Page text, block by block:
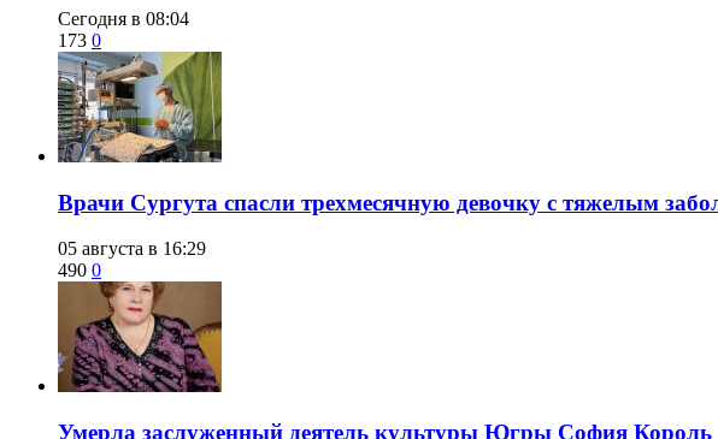
Сегодня в 08:04
173 0
​Врачи Сургута спасли трехмесячную девочку с тяжелым
05 августа в 16:29
490 0
​Умерла заслуженный деятель культуры Югры София Король